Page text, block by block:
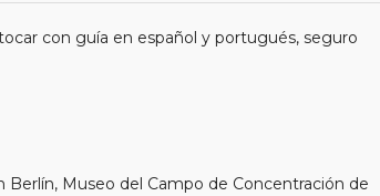
con guía en español y portugués, seguro
Museo del Campo de Concentración de